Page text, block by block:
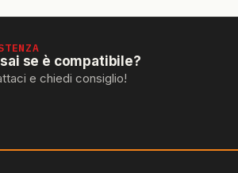
se è compatibile?
e chiedi consiglio!